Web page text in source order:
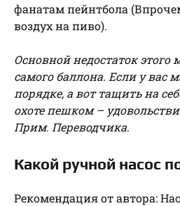
фанатам пейнтбола
воздух на пиво).
Основной недостаток этого
самого баллона. Если у вас
порядке, а вот тащить на
охоте пешком –
Прим. Переводчика.
Какой ручной насос
Рекомендация от автора: